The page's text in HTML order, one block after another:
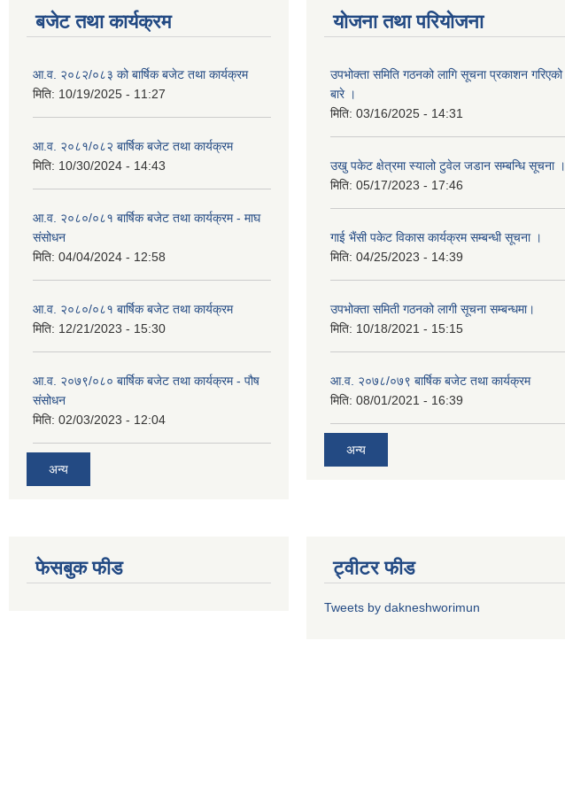
बजेट तथा कार्यक्रम
आ.व. २०८२/०८३ को बार्षिक बजेट तथा कार्यक्रम
मिति: 10/19/2025 - 11:27
आ.व. २०८१/०८२ बार्षिक बजेट तथा कार्यक्रम
मिति: 10/30/2024 - 14:43
आ.व. २०८०/०८१ बार्षिक बजेट तथा कार्यक्रम - माघ
संसोधन
मिति: 04/04/2024 - 12:58
आ.व. २०८०/०८१ बार्षिक बजेट तथा कार्यक्रम
मिति: 12/21/2023 - 15:30
आ.व. २०७९/०८० बार्षिक बजेट तथा कार्यक्रम - पौष
संसोधन
मिति: 02/03/2023 - 12:04
अन्य
योजना तथा परियोजना
उपभोक्ता समिति गठनको लागि सूचना प्रकाशन गरिएको
बारे ।
मिति: 03/16/2025 - 14:31
उखु पकेट क्षेत्रमा स्यालो टुवेल जडान सम्बन्धि सूचना ।
मिति: 05/17/2023 - 17:46
गाई भैंसी पकेट विकास कार्यक्रम सम्बन्धी सूचना ।
मिति: 04/25/2023 - 14:39
उपभोक्ता समिती गठनको लागी सूचना सम्बन्धमा।
मिति: 10/18/2021 - 15:15
आ.व. २०७८/०७९ बार्षिक बजेट तथा कार्यक्रम
मिति: 08/01/2021 - 16:39
अन्य
फेसबुक फीड ट्वीटर फीड
Tweets by dakneshworimun